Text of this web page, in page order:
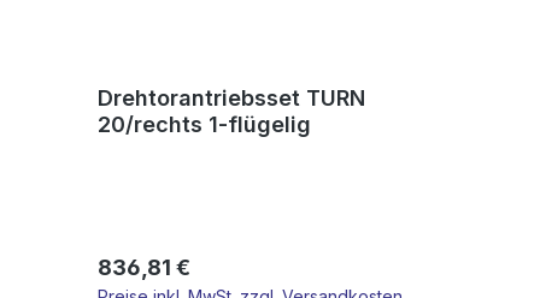
Drehtorantriebsset TURN
20/rechts 1-flügelig
Regulärer Preis:
836,81 €